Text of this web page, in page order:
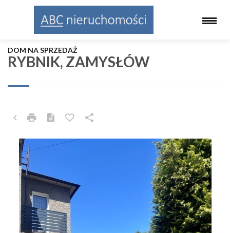
RYBNIK, ZAMYSŁÓW
DOM NA SPRZEDAŻ